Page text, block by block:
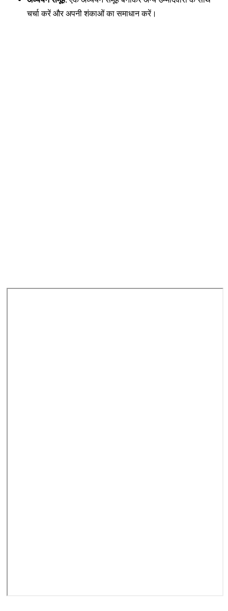
चर्चा करें और अपनी शंकाओं का समाधान करें।